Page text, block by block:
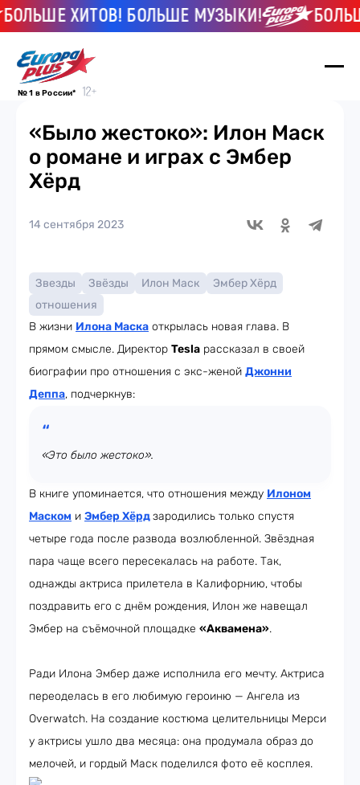
ХИТОВ! БОЛЬШЕ МУЗЫКИ! БОЛЬШЕ
№ 1 в России*
«Было жестоко»: Илон Маск
о романе и играх с Эмбер
Хёрд
14 сентября 2023
Звезды Звёзды Илон Маск
Эмбер Хёрд
отношения
В жизни Илона Маска открылась новая глава. В
прямом смысле. Директор Tesla рассказал в своей
биографии про отношения с экс-женой Джонни
Деппа, подчеркнув:
«Это было жестоко».
В книге упоминается, что отношения между Илоном
Маском и Эмбер Хёрдзародились только спустя
четыре года после развода возлюбленной. Звёздная
пара чаще всего пересекалась на работе. Так,
однажды актриса прилетела в Калифорнию, чтобы
поздравить его с днём рождения, Илон же навещал
Эмбер на съёмочной площадке «Аквамена».
Ради Илона Эмбер даже исполнила его мечту. Актриса
переоделась в его любимую героиню — Ангела из
Overwatch. На создание костюма целительницы Мерси
у актрисы ушло два месяца: она продумала образ до
мелочей, и гордый Маск поделился фото её косплея.